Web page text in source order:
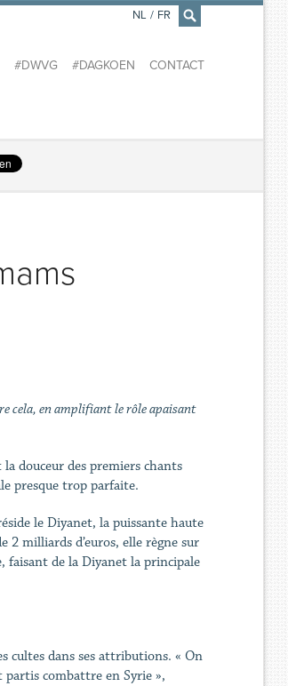
×
#DWVG #DAGKOEN CONTACT
NL / FR
cela, en amplifiant le rôle apaisant
douceur des premiers chants
presque trop parfaite.
le Diyanet, la puissante haute
2 milliards d’euros, elle règne sur
faisant de la Diyanet la principale
cultes dans ses attributions. « On
partis combattre en Syrie »,